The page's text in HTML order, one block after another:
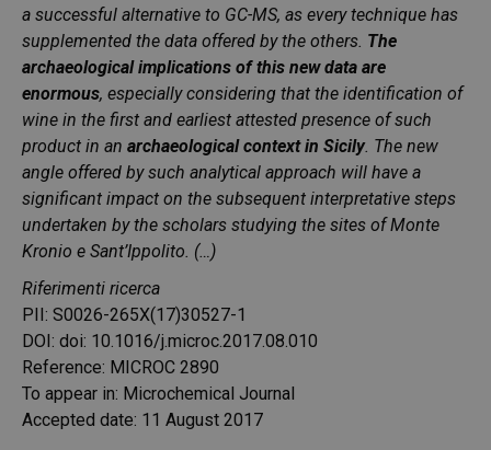
a successful alternative to GC-MS, as every technique has
supplemented the data offered by the others. The
archaeological implications of this new data are
enormous, especially considering that the identification of
wine in the first and earliest attested presence of such
product in an archaeological context in Sicily. The new
angle offered by such analytical approach will have a
significant impact on the subsequent interpretative steps
undertaken by the scholars studying the sites of Monte
Kronio e Sant’Ippolito. (…)
Riferimenti ricerca
PII: S0026-265X(17)30527-1
DOI: doi: 10.1016/j.microc.2017.08.010
Reference: MICROC 2890
To appear in: Microchemical Journal
Accepted date: 11 August 2017